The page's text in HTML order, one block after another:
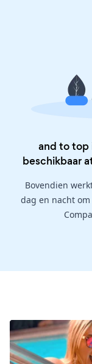
and to top
beschikbaar
Bovendien
dag en nacht